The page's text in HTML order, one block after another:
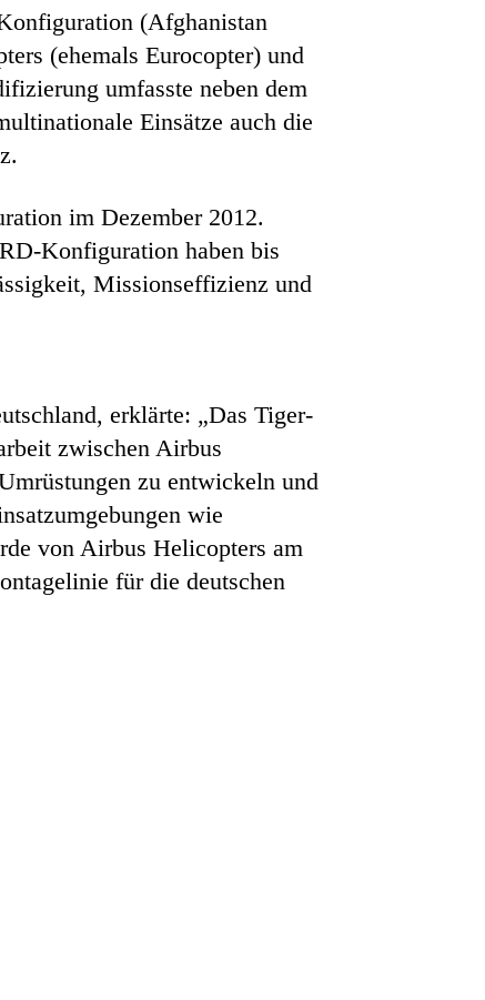
(Afghanistan
(ehemals Eurocopter) und
umfasste neben dem
Einsätze auch die
im Dezember 2012.
Konfiguration haben bis
Missionseffizienz und
erklärte: „Das Tiger-
zwischen Airbus
zu entwickeln und
wie
von Airbus Helicopters am
für die deutschen